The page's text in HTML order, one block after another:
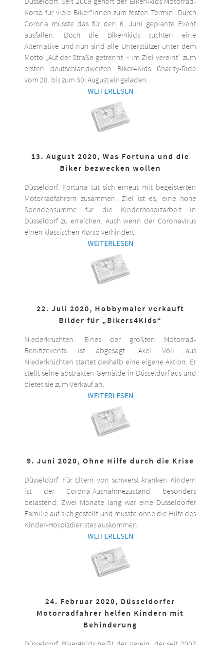
Korso für viele Biker*innen zum festen Termin. Durch
Corona musste das für den 6. Juni geplante Event
ausfallen. Doch die Biker4kids suchten eine
Alternative und nun sind alle Unterstützer unter dem
Motto „Auf der Straße getrennt – im Ziel vereint“ zum
ersten deutschlandweiten Biker4Kids Charity-Ride
vom 28. bis zum 30. August eingeladen.
WEITERLESEN
13. August 2020, Was Fortuna und die
Biker bezwecken wollen
Düsseldorf. Fortuna tut sich erneut mit begeisterten
Motorradfahrern zusammen. Ziel ist es, eine hohe
Spendensumme für die Kinderhospizarbeit in
Düsseldorf zu erreichen. Auch wenn der Coronavirus
einen klassischen Korso verhindert.
WEITERLESEN
22. Juli 2020, Hobbymaler verkauft
Bilder für „Bikers4Kids“
Niederkrüchten. Eines der größten Motorrad-
Benifizevents ist abgesagt. Axel Völl aus
Niederkrüchten startet deshalb eine eigene Aktion. Er
stellt seine abstrakten Gemälde in Düsseldorf aus und
bietet sie zum Verkauf an.
WEITERLESEN
9. Juni 2020, Ohne Hilfe durch die Krise
Düsseldorf. Für Eltern von schwerst kranken Kindern
ist der Corona-Ausnahmezustand besonders
belastend. Zwei Monate lang war eine Düsseldorfer
Familie auf sich gestellt und musste ohne die Hilfe des
Kinder-Hospizdienstes auskommen.
WEITERLESEN
24. Februar 2020, Düsseldorfer
Motorradfahrer helfen Kindern mit
Behinderung